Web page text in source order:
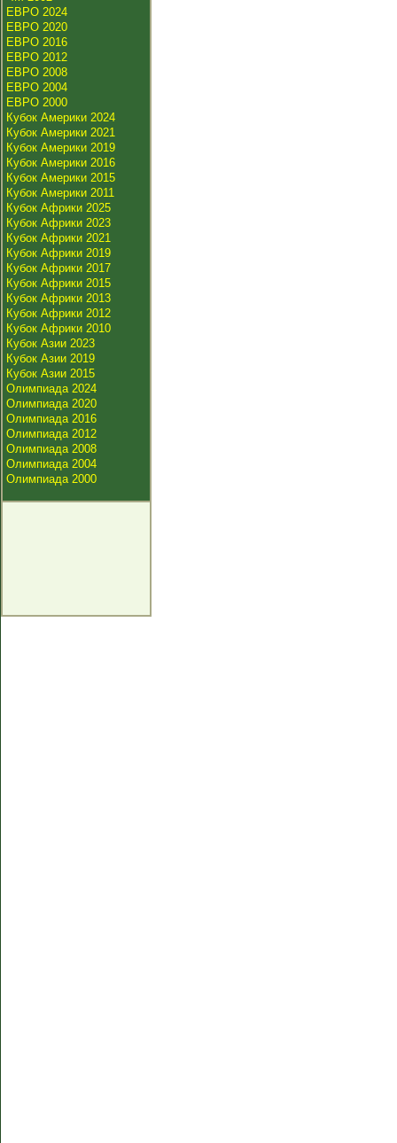
ЕВРО 2024
ЕВРО 2020
ЕВРО 2016
ЕВРО 2012
ЕВРО 2008
ЕВРО 2004
ЕВРО 2000
Кубок Америки 2024
Кубок Америки 2021
Кубок Америки 2019
Кубок Америки 2016
Кубок Америки 2015
Кубок Америки 2011
Кубок Африки 2025
Кубок Африки 2023
Кубок Африки 2021
Кубок Африки 2019
Кубок Африки 2017
Кубок Африки 2015
Кубок Африки 2013
Кубок Африки 2012
Кубок Африки 2010
Кубок Азии 2023
Кубок Азии 2019
Кубок Азии 2015
Олимпиада 2024
Олимпиада 2020
Олимпиада 2016
Олимпиада 2012
Олимпиада 2008
Олимпиада 2004
Олимпиада 2000